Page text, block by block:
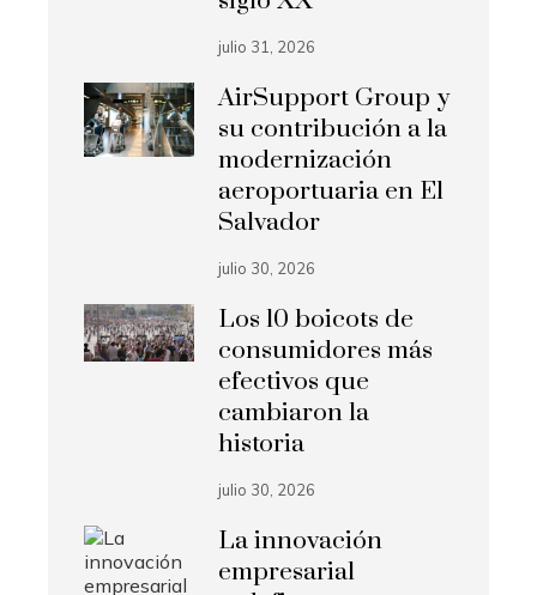
julio 31, 2026
AirSupport Group y
su contribución a la
modernización
aeroportuaria en El
Salvador
julio 30, 2026
Los 10 boicots de
consumidores más
efectivos que
cambiaron la
historia
julio 30, 2026
La innovación
empresarial